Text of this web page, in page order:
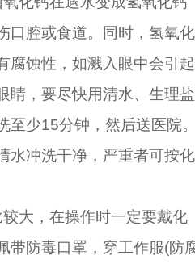
口腔或食道。同时，氢氧化
腐蚀性，如溅入眼中会引起
睛，要尽快用清水、生理盐
至少15分钟，然后送医院
水冲洗干净，严重者可按化
大，在操作时一定要戴化
带防毒口罩，穿工作服(防